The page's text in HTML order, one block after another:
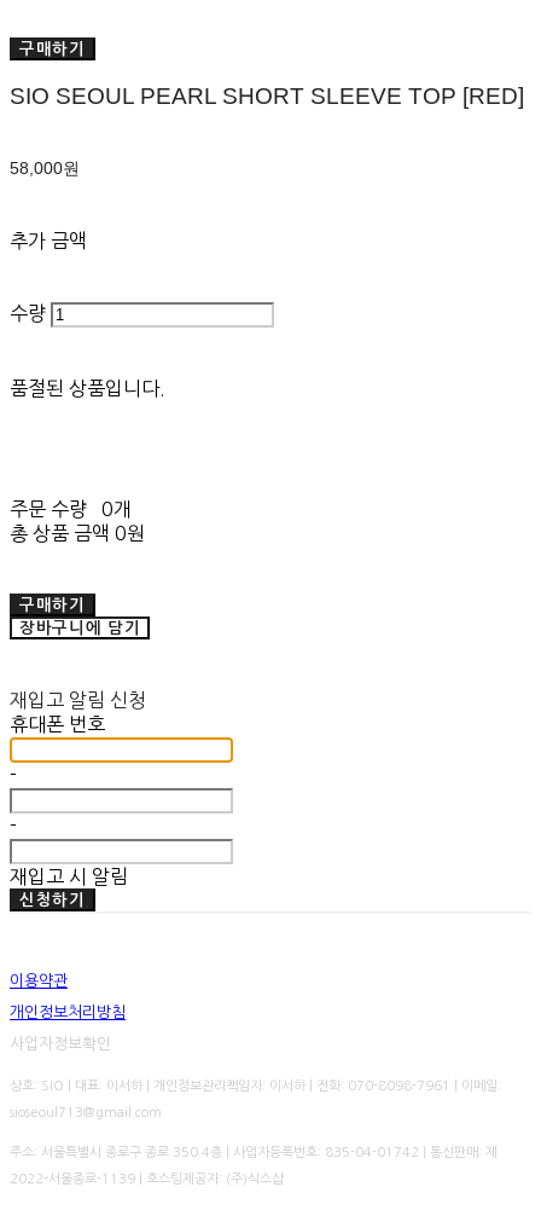
구매하기
SIO SEOUL PEARL SHORT SLEEVE TOP [RED]
58,000원
추가 금액
수량
품절된 상품입니다.
주문 수량
0개
총 상품 금액 0원
구매하기
장바구니에 담기
재입고 알림 신청
휴대폰 번호
-
-
재입고 시 알림
신청하기
이용약관
개인정보처리방침
사업자정보확인
상호: SIO | 대표: 이서하 | 개인정보관리책임자: 이서하 | 전화: 070-8098-7961 | 이메일:
sioseoul713@gmail.com
주소: 서울특별시 종로구 종로 350 4층 | 사업자등록번호: 835-04-01742 | 통신판매: 제
2022-서울종로-1139 | 호스팅제공자: (주)식스샵